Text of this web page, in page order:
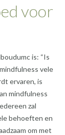
voor
is: “Is
vele
ervaren, is
mindfulness
zal
behoeften en
om met